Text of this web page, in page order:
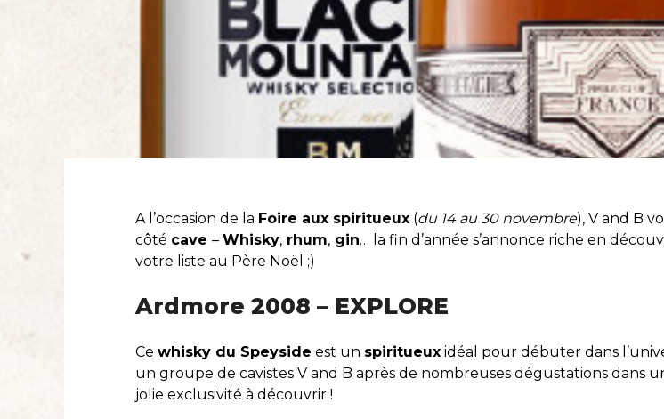
A l’occasion de la Foire aux spiritueux (du 14 au 30 novembre), V and B
côté cave – Whisky, rhum, gin… la fin d’année s’annonce riche en
votre liste au Père Noël ;)
Ardmore 2008 – EXPLORE
Ce whisky du Speyside est un spiritueux idéal pour débuter dans
un groupe de cavistes V and B après de nombreuses dégustations dans
jolie exclusivité à découvrir !